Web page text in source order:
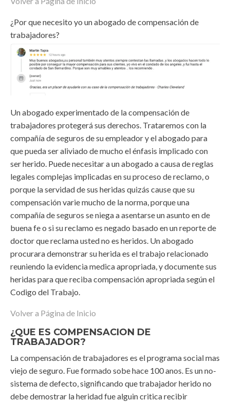
¿Por que necesito yo un abogado de compensación de
trabajadores?
Un abogado experimentado de la compensación de
trabajadores protegerá sus derechos. Trataremos con la
compañía de seguros de su empleador y el abogado para
que pueda ser aliviado de mucho el énfasis implicado con
ser herido. Puede necesitar a un abogado a causa de reglas
legales complejas implicadas en su proceso de reclamo, o
porque la servidad de sus heridas quizás cause que su
compensación varie mucho de la norma, porque una
compañía de seguros se niega a asentarse un asunto en de
buena fe o si su reclamo es negado basado en un reporte de
doctor que reclama usted no es heridos. Un abogado
procurara demonstrar su herida es el trabajo relacionado
reuniendo la evidencia medica apropriada, y documente sus
heridas para que reciba compensación apropriada según el
Codigo del Trabajo.
Volver a Página de Inicio
¿QUE ES COMPENSACION DE
TRABAJADOR?
La compensación de trabajadores es el programa social mas
viejo de seguro. Fue formado sobe hace 100 anos. Es un no-
sistema de defecto, significando que trabajador herido no
debe demostrar la heridad fue alguin critica recibir